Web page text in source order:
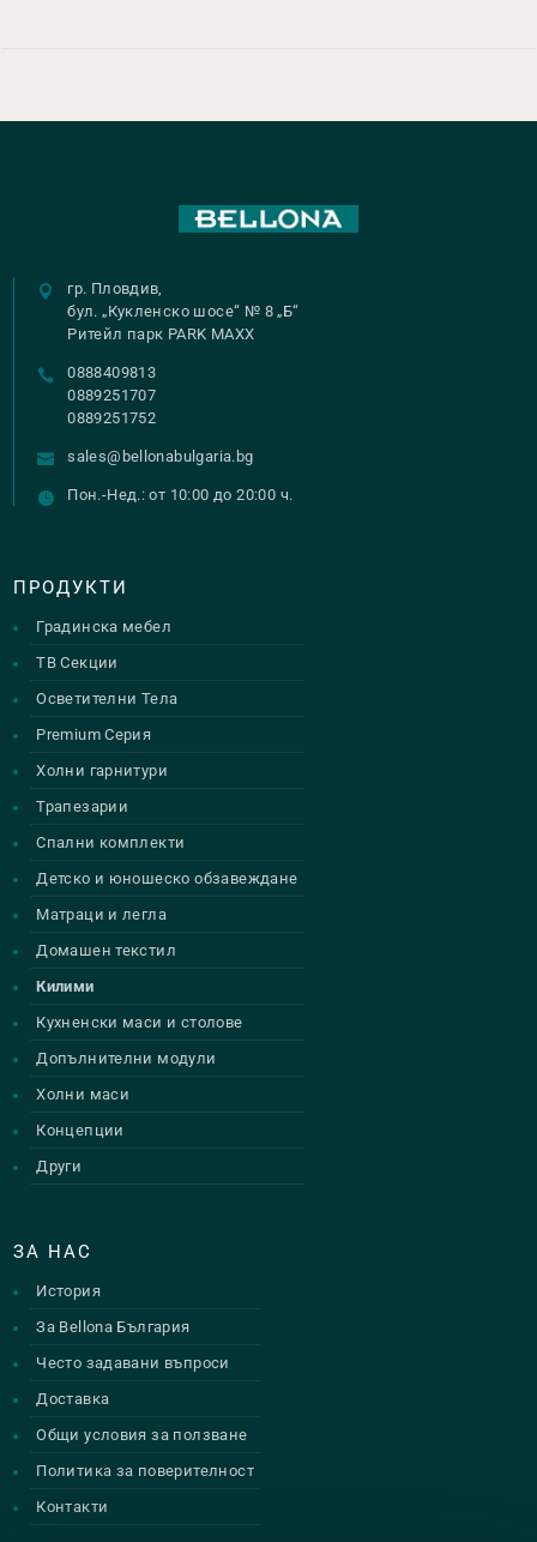
гр. Пловдив,
бул. „Кукленско шосе“ № 8 „Б“
Ритейл парк PARK MAXX
0888409813
0889251707
0889251752
sales@bellonabulgaria.bg
Пон.-Нед.: от 10:00 до 20:00 ч.
ПРОДУКТИ
Градинска мебел
ТВ Секции
Осветителни Тела
Premium Серия
Холни гарнитури
Трапезарии
Спални комплекти
Детско и юношеско обзавеждане
Матраци и легла
Домашен текстил
Килими
Кухненски маси и столове
Допълнителни модули
Холни маси
Концепции
Други
ЗА НАС
История
За Bellona България
Често задавани въпроси
Доставка
Общи условия за ползване
Политика за поверителност
Контакти